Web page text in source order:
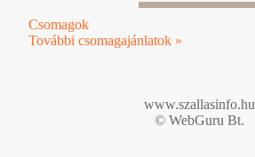
Csomagok
További csomagajánlatok »
www.szallasinfo.hu
© WebGuru Bt.